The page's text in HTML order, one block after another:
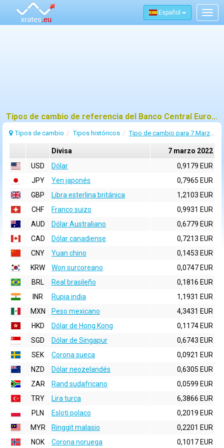
Español
Tipos de cambio de referencia del Banco Central Europeo (BCE) para 7 marzo 2022
Tipos de cambio Tipos históricos Tipo de cambio para 7 Marzo 2022
Divisa
7 marzo 2022
USD
Dólar
0,9179 EUR
JPY
Yen japonés
0,7965 EUR
GBP
Libra esterlina británica
1,2103 EUR
CHF
Franco suizo
0,9931 EUR
AUD
Dólar Australiano
0,6779 EUR
CAD
Dólar canadiense
0,7213 EUR
CNY
Yuan chino
0,1453 EUR
KRW
Won surcoreano
0,0747 EUR
BRL
Real brasileño
0,1816 EUR
INR
Rupia india
1,1931 EUR
MXN
Peso mexicano
4,3431 EUR
HKD
Dólar de Hong Kong
0,1174 EUR
SGD
Dólar de Singapur
0,6743 EUR
SEK
Corona sueca
0,0921 EUR
NZD
Dólar neozelandés
0,6305 EUR
ZAR
Rand sudafricano
0,0599 EUR
TRY
Lira turca
6,3866 EUR
PLN
Esloti polaco
0,2019 EUR
MYR
Ringgit malasio
0,2201 EUR
NOK
Corona noruega
0,1017 EUR